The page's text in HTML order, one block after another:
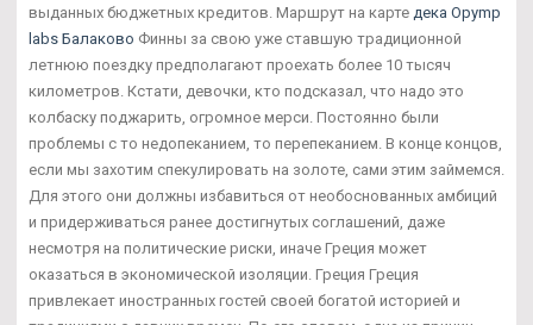
выданных бюджетных кредитов. Маршрут на карте дека Opymp
labs Балаково Финны за свою уже ставшую традиционной
летнюю поездку предполагают проехать более 10 тысяч
километров. Кстати, девочки, кто подсказал, что надо это
колбаску поджарить, огромное мерси. Постоянно были
проблемы с то недопеканием, то перепеканием. В конце концов,
если мы захотим спекулировать на золоте, сами этим займемся.
Для этого они должны избавиться от необоснованных амбиций
и придерживаться ранее достигнутых соглашений, даже
несмотря на политические риски, иначе Греция может
оказаться в экономической изоляции. Греция Греция
привлекает иностранных гостей своей богатой историей и